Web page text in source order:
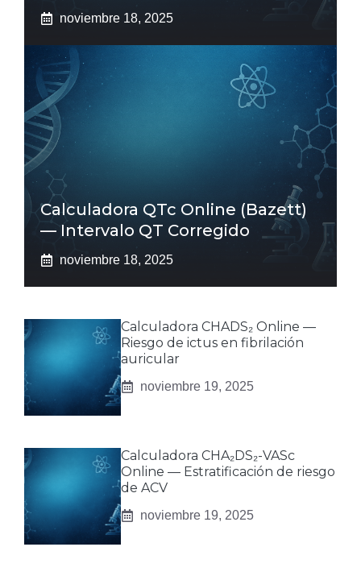
noviembre 18, 2025
Calculadora QTc Online (Bazett)
— Intervalo QT Corregido
noviembre 18, 2025
Calculadora CHADS₂ Online —
Riesgo de ictus en fibrilación
auricular
noviembre 19, 2025
Calculadora CHA₂DS₂-VASc
Online — Estratificación de riesgo
de ACV
noviembre 19, 2025